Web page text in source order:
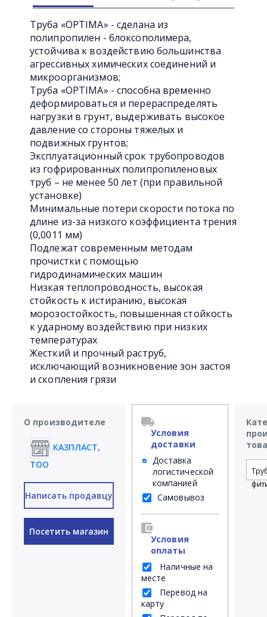
Труба «OPTIMA» - сделана из
полипропилен - блоксополимера,
устойчива к воздействию большинства
агрессивных химических соединений и
микроорганизмов;
Труба «OPTIMA» - способна временно
деформироваться и перераспределять
нагрузки в грунт, выдерживать высокое
давление со стороны тяжелых и
подвижных грунтов;
Эксплуатационный срок трубопроводов
из гофрированных полипропиленовых
труб – не менее 50 лет (при правильной
установке)
Минимальные потери скорости потока по
длине из-за низкого коэффициента трения
(0,0011 мм)
Подлежат современным методам
прочистки с помощью
гидродинамических машин
Низкая теплопроводность, высокая
стойкость к истиранию, высокая
морозостойкость, повышенная стойкость
к ударному воздействию при низких
температурах
Жесткий и прочный раструб,
исключающий возникновение зон застоя
и скопления грязи
О производителе
КАЗПЛАСТ,
ТОО
Написать продавцу
Посетить магазин
Условия
доставки
Доставка
логистической
компанией
Самовывоз
Условия
оплаты
Наличные на
месте
Перевод на
карту